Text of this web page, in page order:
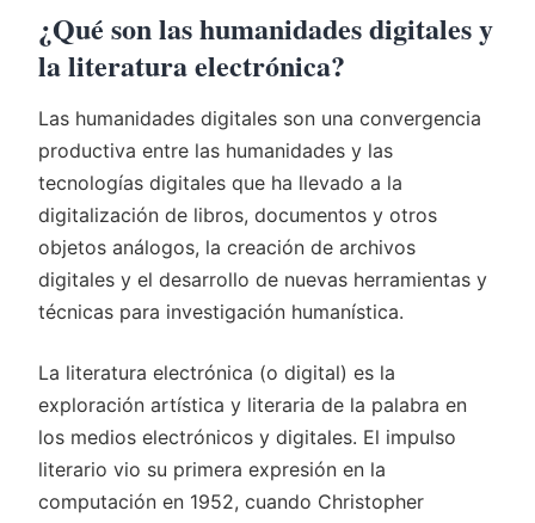
¿Qué son las humanidades digitales y
la literatura electrónica?
Las humanidades digitales son una convergencia
productiva entre las humanidades y las
tecnologías digitales que ha llevado a la
digitalización de libros, documentos y otros
objetos análogos, la creación de archivos
digitales y el desarrollo de nuevas herramientas y
técnicas para investigación humanística.
La literatura electrónica (o digital) es la
exploración artística y literaria de la palabra en
los medios electrónicos y digitales. El impulso
literario vio su primera expresión en la
computación en 1952, cuando Christopher